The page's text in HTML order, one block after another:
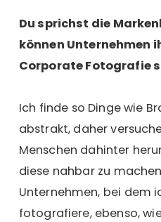
Du sprichst die
können Unternehmen
Corporate Fotografie
Ich finde so Dinge wie
abstrakt, daher
Menschen dahinter
diese nahbar zu
Unternehmen, bei dem
fotografiere, ebenso,